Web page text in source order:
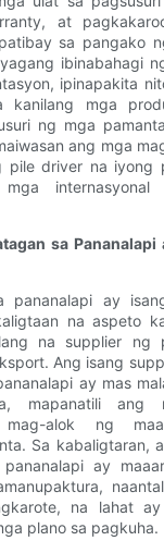
at
sa pangako
ibinabahagi
ipinapakita
kanilang mga
ng mga
ang mga
pile driver na iyong
sa
pananalapi ay
na aspeto
na supplier ng
Ang isang
ay mas
mapanatili ang
alok ng
Sa kabaligtaran,
ay
na lahat
plano sa pagkuha.